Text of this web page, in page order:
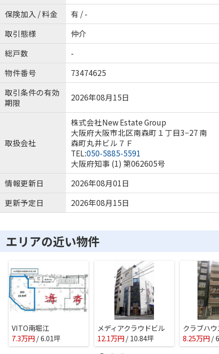
保険加入 / 料金
有 / -
取引態様
仲介
総戸数
-
物件番号
73474625
取引条件の有効
期限
2026年08月15日
取扱会社
株式会社New Estate Group
大阪府大阪市北区南森町１丁目3−27 南
森町丸井ビル７Ｆ
TEL:050-5885-5591
大阪府知事 (1) 第062605号
情報更新日
2026年08月01日
更新予定日
2026年08月15日
エリアの近い物件
VITO南堀江
7.3万円/ 6.01坪
メディアクラウドビル
12.1万円/ 10.84坪 8.25万円/